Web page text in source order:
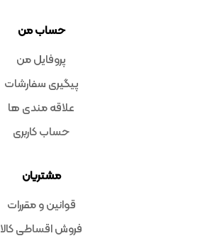
حساب من
پروفایل من
پیگیری سفارشات
علاقه مندی ها
حساب کاربری
مشتریان
قوانین و مقررات
فروش اقساطی کالا